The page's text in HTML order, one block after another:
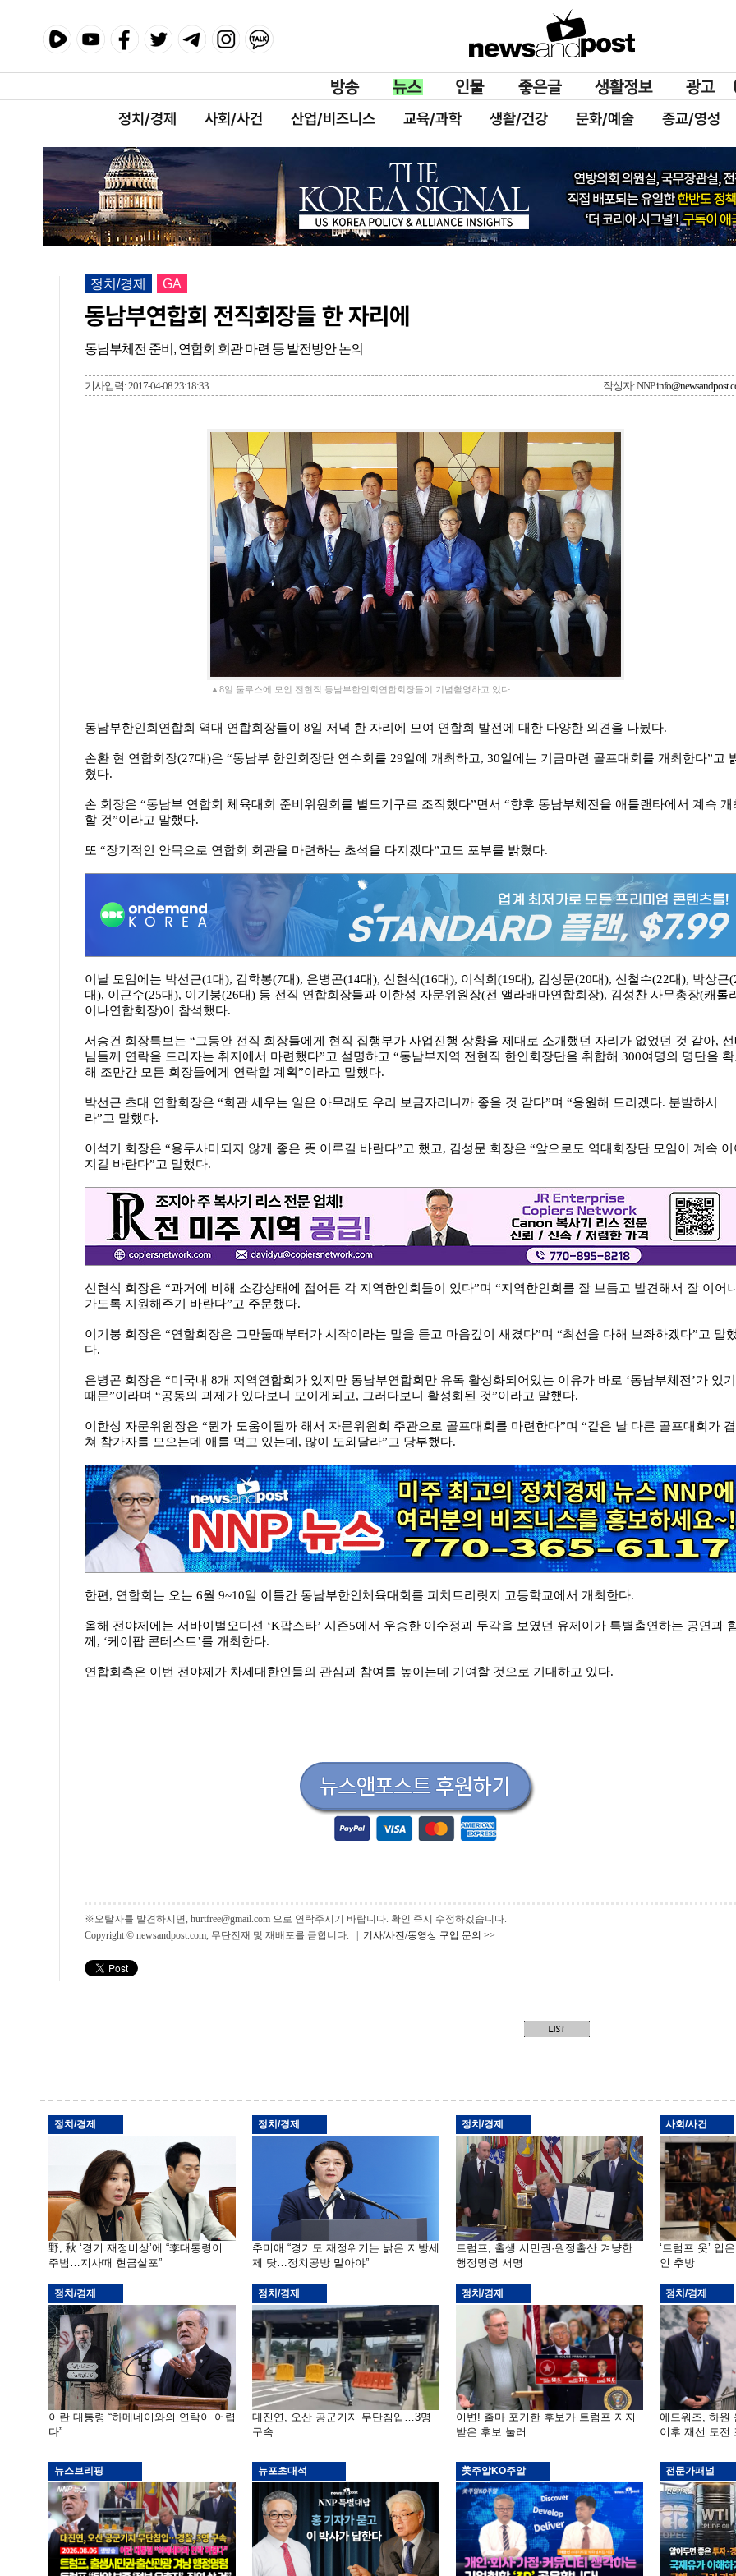
정치/경제 사회/사건 산업/비즈니스 교육/과학 생활/건강 문화/예술 종교/영성
정치/경제 GA
동남부연합회 전직회장들 한 자리에
동남부체전 준비, 연합회 회관 마련 등 발전방안 논의
기사입력: 2017-04-08 23:18:33 작성자: NNP
▲8일 둘루스에 모인 전현직 동남부한인회연합회장들이 기념촬영하고 있다.
동남부한인회연합회 역대 연합회장들이 8일 저녁 한 자리에 모여 연합회 발전에 대한 다양한 의견을 나눴다.
손환 현 연합회장(27대)은 “동남부 한인회장단 연수회를 29일에 개최하고, 30일에는 기금마련 골프대회를 개최한다”고
혔다.
손 회장은 “동남부 연합회 체육대회 준비위원회를 별도기구로 조직했다”면서 “향후 동남부체전을 애틀랜타에서 계속 개
할 것”이라고 말했다.
또 “장기적인 안목으로 연합회 회관을 마련하는 초석을 다지겠다”고도 포부를 밝혔다.
이날 모임에는 박선근(1대), 김학봉(7대), 은병곤(14대), 신현식(16대), 이석희(19대), 김성문(20대), 신철수(22대), 박상근
대), 이근수(25대), 이기붕(26대) 등 전직 연합회장들과 이한성 자문위원장(전 앨라배마연합회장), 김성찬 사무총장(캐롤
이나연합회장)이 참석했다.
서승건 회장특보는 “그동안 전직 회장들에게 현직 집행부가 사업진행 상황을 제대로 소개했던 자리가 없었던 것 같아,
님들께 연락을 드리자는 취지에서 마련했다”고 설명하고 “동남부지역 전현직 한인회장단을 취합해 300여명의 명단을
해 조만간 모든 회장들에게 연락할 계획”이라고 말했다.
박선근 초대 연합회장은 “회관 세우는 일은 아무래도 우리 보금자리니까 좋을 것 같다”며 “응원해 드리겠다. 분발하시
라”고 말했다.
이석기 회장은 “용두사미되지 않게 좋은 뜻 이루길 바란다”고 했고, 김성문 회장은 “앞으로도 역대회장단 모임이 계속 이
지길 바란다”고 말했다.
신현식 회장은 “과거에 비해 소강상태에 접어든 각 지역한인회들이 있다”며 “지역한인회를 잘 보듬고 발견해서 잘 이어
가도록 지원해주기 바란다”고 주문했다.
이기붕 회장은 “연합회장은 그만둘때부터가 시작이라는 말을 듣고 마음깊이 새겼다”며 “최선을 다해 보좌하겠다”고 말
다.
은병곤 회장은 “미국내 8개 지역연합회가 있지만 동남부연합회만 유독 활성화되어있는 이유가 바로 ‘동남부체전’가 있기
때문”이라며 “공동의 과제가 있다보니 모이게되고, 그러다보니 활성화된 것”이라고 말했다.
이한성 자문위원장은 “뭔가 도움이될까 해서 자문위원회 주관으로 골프대회를 마련한다”며 “같은 날 다른 골프대회가 겹
쳐 참가자를 모으는데 애를 먹고 있는데, 많이 도와달라”고 당부했다.
한편, 연합회는 오는 6월 9~10일 이틀간 동남부한인체육대회를 피치트리릿지 고등학교에서 개최한다.
올해 전야제에는 서바이벌오디션 ‘K팝스타’ 시즌5에서 우승한 이수정과 두각을 보였던 유제이가 특별출연하는 공연과
께, ‘케이팝 콘테스트’를 개최한다.
연합회측은 이번 전야제가 차세대한인들의 관심과 참여를 높이는데 기여할 것으로 기대하고 있다.
※오탈자를 발견하시면, hurtfree@gmail.com 으로 연락주시기 바랍니다. 확인 즉시 수정하겠습니다.
Copyright © newsandpost.com, 무단전재 및 재배포를 금합니다. | 기사/사진/동영상 구입 문의 >>
정치/경제
野, 秋 ‘경기 재정비상’에 “李대통령이
주범…지사때 현금살포”
정치/경제
추미애 “경기도 재정위기는 낡은 지방세
제 탓…정치공방 말아야”
정치/경제
트럼프, 출생 시민권·원정출산 겨냥한
행정명령 서명
사회/사건
‘트럼프 옷’ 입
인 추방
정치/경제
이란 대통령 “하메네이와의 연락이 어렵
다”
정치/경제
대진연, 오산 공군기지 무단침입…3명
구속
정치/경제
이변! 출마 포기한 후보가 트럼프 지지
받은 후보 눌러
정치/경제
에드워즈, 하원
이후 재선 도전
뉴스브리핑 뉴포초대석 美주알KO주알 전문가패널